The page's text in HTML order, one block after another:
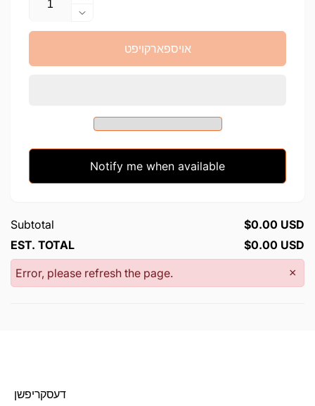
די
צאל
דיאמאנט
דעזיין
מאך
ווייניגער
צאל
סטעינלעס
-
דיאמאנט
דעזיין
אויספארקויפט
Notify me when available
Subtotal
$0.00 USD
EST. TOTAL
$0.00 USD
×
Error, please refresh the page.
דעסקריפשן